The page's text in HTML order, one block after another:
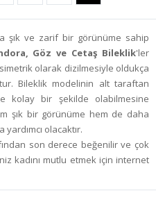
şık ve zarif bir görünüme sahip
Göz ve Cetaş Bileklik'ler
olarak dizilmesiyle oldukça
Bileklik modelinin alt taraftan
kolay bir şekilde olabilmesine
şık bir görünüme hem de daha
olacaktır.
son derece beğenilir ve çok
kadını mutlu etmek için internet
satın alarak sevdiğiniz kadını